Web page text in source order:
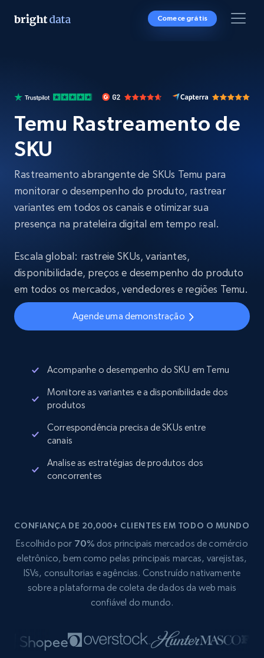
Comece grátis
Temu Rastreamento de
SKU
Rastreamento abrangente de SKUs Temu para
monitorar o desempenho do produto, rastrear
variantes em todos os canais e otimizar sua
presença na prateleira digital em tempo real.
Escala global: rastreie SKUs, variantes,
disponibilidade, preços e desempenho do produto
em todos os mercados, vendedores e regiões Temu.
Agende uma demonstração
Acompanhe o desempenho do SKU em Temu
Monitore as variantes e a disponibilidade dos
produtos
Correspondência precisa de SKUs entre
canais
Analise as estratégias de produtos dos
concorrentes
CONFIANÇA DE 20,000+ CLIENTES EM TODO O MUNDO
Escolhido por 70% dos principais mercados de comércio
eletrônico, bem como pelas principais marcas, varejistas,
ISVs, consultorias e agências. Construído nativamente
sobre a plataforma de coleta de dados da web mais
confiável do mundo.